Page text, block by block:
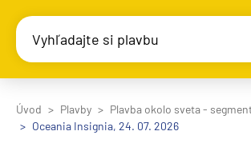
Vyhľadajte si plavbu
Úvod Plavby
Plavba okolo sveta -
Oceania Insignia, 24. 07. 2026